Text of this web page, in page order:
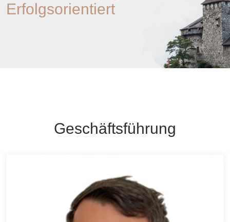
Erfolgsorientiert
Geschäftsführung